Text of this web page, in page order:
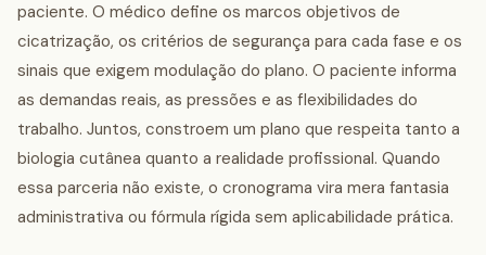
paciente. O médico define os marcos objetivos de
cicatrização, os critérios de segurança para cada fase e os
sinais que exigem modulação do plano. O paciente informa
as demandas reais, as pressões e as flexibilidades do
trabalho. Juntos, constroem um plano que respeita tanto a
biologia cutânea quanto a realidade profissional. Quando
essa parceria não existe, o cronograma vira mera fantasia
administrativa ou fórmula rígida sem aplicabilidade prática.